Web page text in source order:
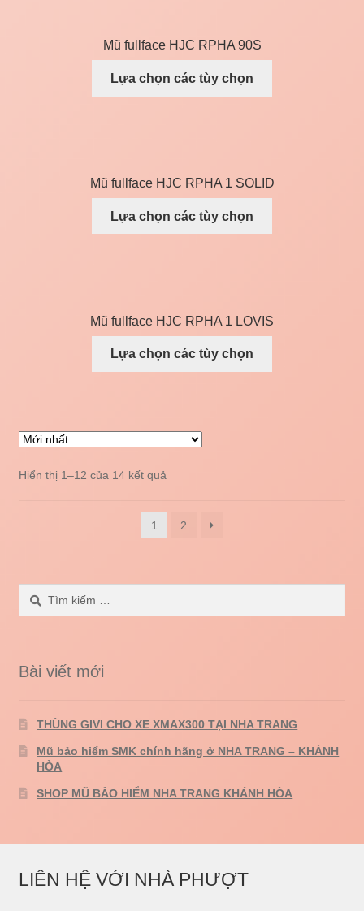
Mũ fullface HJC RPHA 90S
Lựa chọn các tùy chọn
Mũ fullface HJC RPHA 1 SOLID
Lựa chọn các tùy chọn
Mũ fullface HJC RPHA 1 LOVIS
Lựa chọn các tùy chọn
Hiển thị 1–12 của 14 kết quả
1 2
Tìm
kiếm
Bài viết mới
THÙNG GIVI CHO XE XMAX300 TẠI NHA TRANG
Mũ bảo hiểm SMK chính hãng ở NHA TRANG – KHÁNH
HÒA
SHOP MŨ BẢO HIỂM NHA TRANG KHÁNH HÒA
LIÊN HỆ VỚI NHÀ PHƯỢT